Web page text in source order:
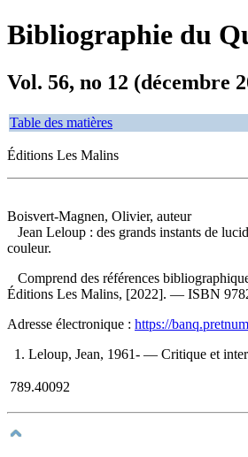
Bibliographie du
Vol. 56, no 12 (décembre
Table des matières
Éditions Les Malins
Boisvert-Magnen, Olivier, auteur
Jean Leloup : des grands instants de
couleur.
Comprend des références
Éditions Les Malins, [2022]. — ISBN
Adresse électronique : https://
1. Leloup, Jean, 1961- — Critique et
789.40092